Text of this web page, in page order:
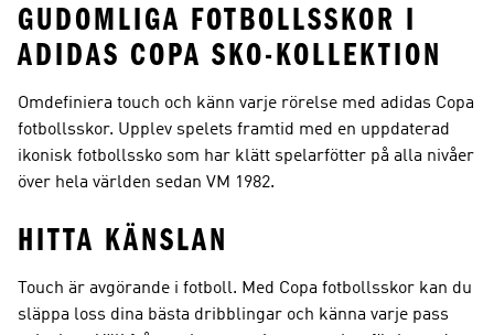
GUDOMLIGA FOTBOLLSSKOR I
ADIDAS COPA SKO-KOLLEKTION
Omdefiniera touch och känn varje rörelse med adidas Copa
fotbollsskor. Upplev spelets framtid med en uppdaterad
ikonisk fotbollssko som har klätt spelarfötter på alla nivåer
över hela världen sedan VM 1982.
HITTA KÄNSLAN
Touch är avgörande i fotboll. Med Copa fotbollsskor kan du
släppa loss dina bästa dribblingar och känna varje pass